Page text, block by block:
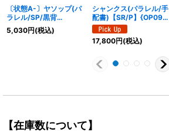
〔状態A-〕ヤソップ(パ
ラレル/SP/黒背
景/illust:Bashikou)
【SP】{OP09-
5,030円(税込)
シャンクス(パラレル/手
配書)【SR/P】{OP09-
004}
17,800円(税込)
【在庫数について】